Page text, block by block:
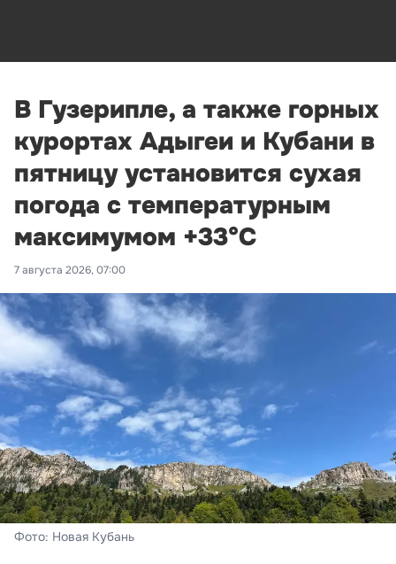
В Гузерипле, а также горных
курортах Адыгеи и Кубани в
пятницу установится сухая
погода с температурным
максимумом +33°С
7 августа 2026, 07:00
Фото: Новая Кубань